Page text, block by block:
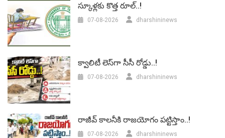
స్కూళ్లకు కొత్త రూల్..!
07-08-2026 dharshininews
క్వాలిటీ లెస్‌గా సీసీ రోడ్డు..!
07-08-2026 dharshininews
రాజీవ్ కాలనీకి రాజయోగం పట్టిస్తాం..!
07-08-2026 dharshininews